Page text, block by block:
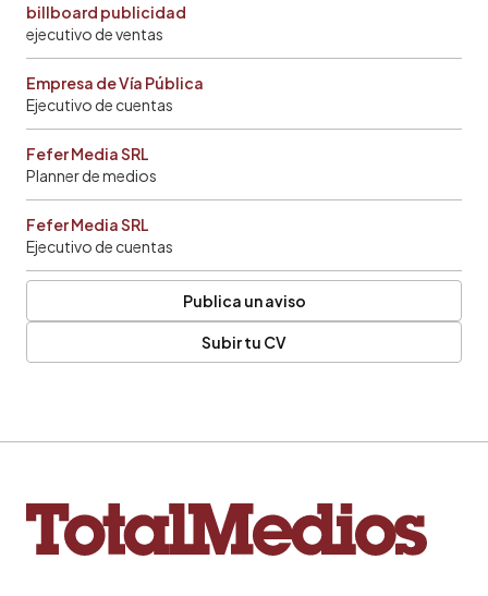
billboard publicidad
ejecutivo de ventas
Empresa de Vía Pública
Ejecutivo de cuentas
Fefer Media SRL
Planner de medios
Fefer Media SRL
Ejecutivo de cuentas
Publica un aviso
Subir tu CV